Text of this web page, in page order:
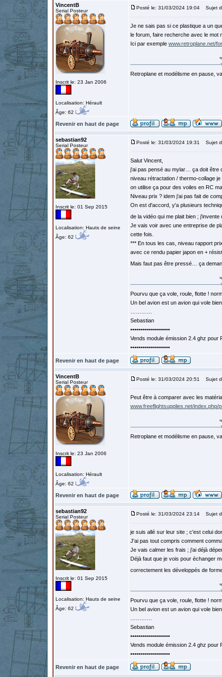
VincentB
Serial Posteur
Inscrit le: 23 Jan 2006
Localisation: Hérault
Âge: 62
Posté le: 31/03/2024 19:04 Sujet
Je ne sais pas si ce plastique a un
le forum, faire recherche avec le mot
Ici par exemple www.retroplane.net/
Retroplane et modélisme en pause,
Revenir en haut de page
sebastian92
Serial Posteur
Inscrit le: 01 Sep 2015
Localisation: Hauts de seine
Âge: 62
Posté le: 31/03/2024 19:31 Sujet
Salut Vincent,
j'ai pas pensé au mylar… ça doit être
niveau rétractation / thermo-collage
on utilise ça pour des voiles en RC
Niveau prix ? idem j'ai pas fait de
On est d'accord, y'a plusieurs
de la vidéo qui me plait bien ;
Je vais voir avec une entreprise de
cette fois.
*** En tous les cas, niveau rapport
avec ce rendu papier japon en +
Mais faut pas être pressé… ça
Pourvu que ça vole, roule, flotte !
Un bel avion est un avion qui vole
Sebastian
••••••••••••••••••••
Vends module émission 2.4 ghz
••••••••••••••••••••
Revenir en haut de page
VincentB
Serial Posteur
Inscrit le: 23 Jan 2006
Localisation: Hérault
Âge: 62
Posté le: 31/03/2024 20:51 Sujet
Peut être à comparer avec les
www.freeflightsupplies.net/
Retroplane et modélisme en pause,
Revenir en haut de page
sebastian92
Serial Posteur
Inscrit le: 01 Sep 2015
Localisation: Hauts de seine
Âge: 62
Posté le: 31/03/2024 23:14 Sujet
je suis allé sur leur site ; c'est celui
J'ai pas tout compris comment
Je vais calmer les frais ; j'ai déjà
Déjà faut que je vois pour échanger
correctement les développés de
Pourvu que ça vole, roule, flotte !
Un bel avion est un avion qui vole
Sebastian
••••••••••••••••••••
Vends module émission 2.4 ghz
••••••••••••••••••••
Revenir en haut de page